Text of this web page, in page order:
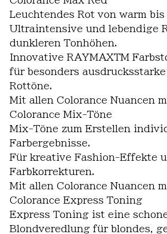
Leuchtendes Rot von warm bis
Ultraintensive und lebendige
dunkleren Tonhöhen.
Innovative RAYMAXTM
für besonders
Rottöne.
Mit allen Colorance Nuancen
Colorance Mix-Töne
Mix-Töne zum Erstellen
Farbergebnisse.
Für kreative Fashion-Effekte
Farbkorrekturen.
Mit allen Colorance Nuancen
Colorance Express Toning
Express Toning ist eine
Blondveredlung für blondes,